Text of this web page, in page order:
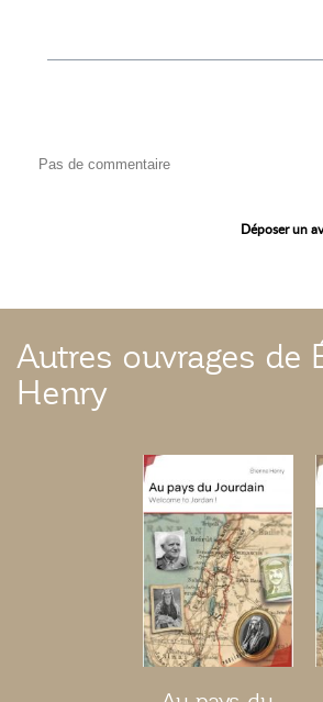
Pas de commentaire
Déposer un
Autres ouvrages de
Henry